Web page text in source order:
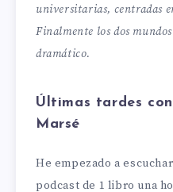
universitarias, centradas
Finalmente los dos
dramático.
Últimas tardes
Marsé
He empezado a
podcast de 1 libro una